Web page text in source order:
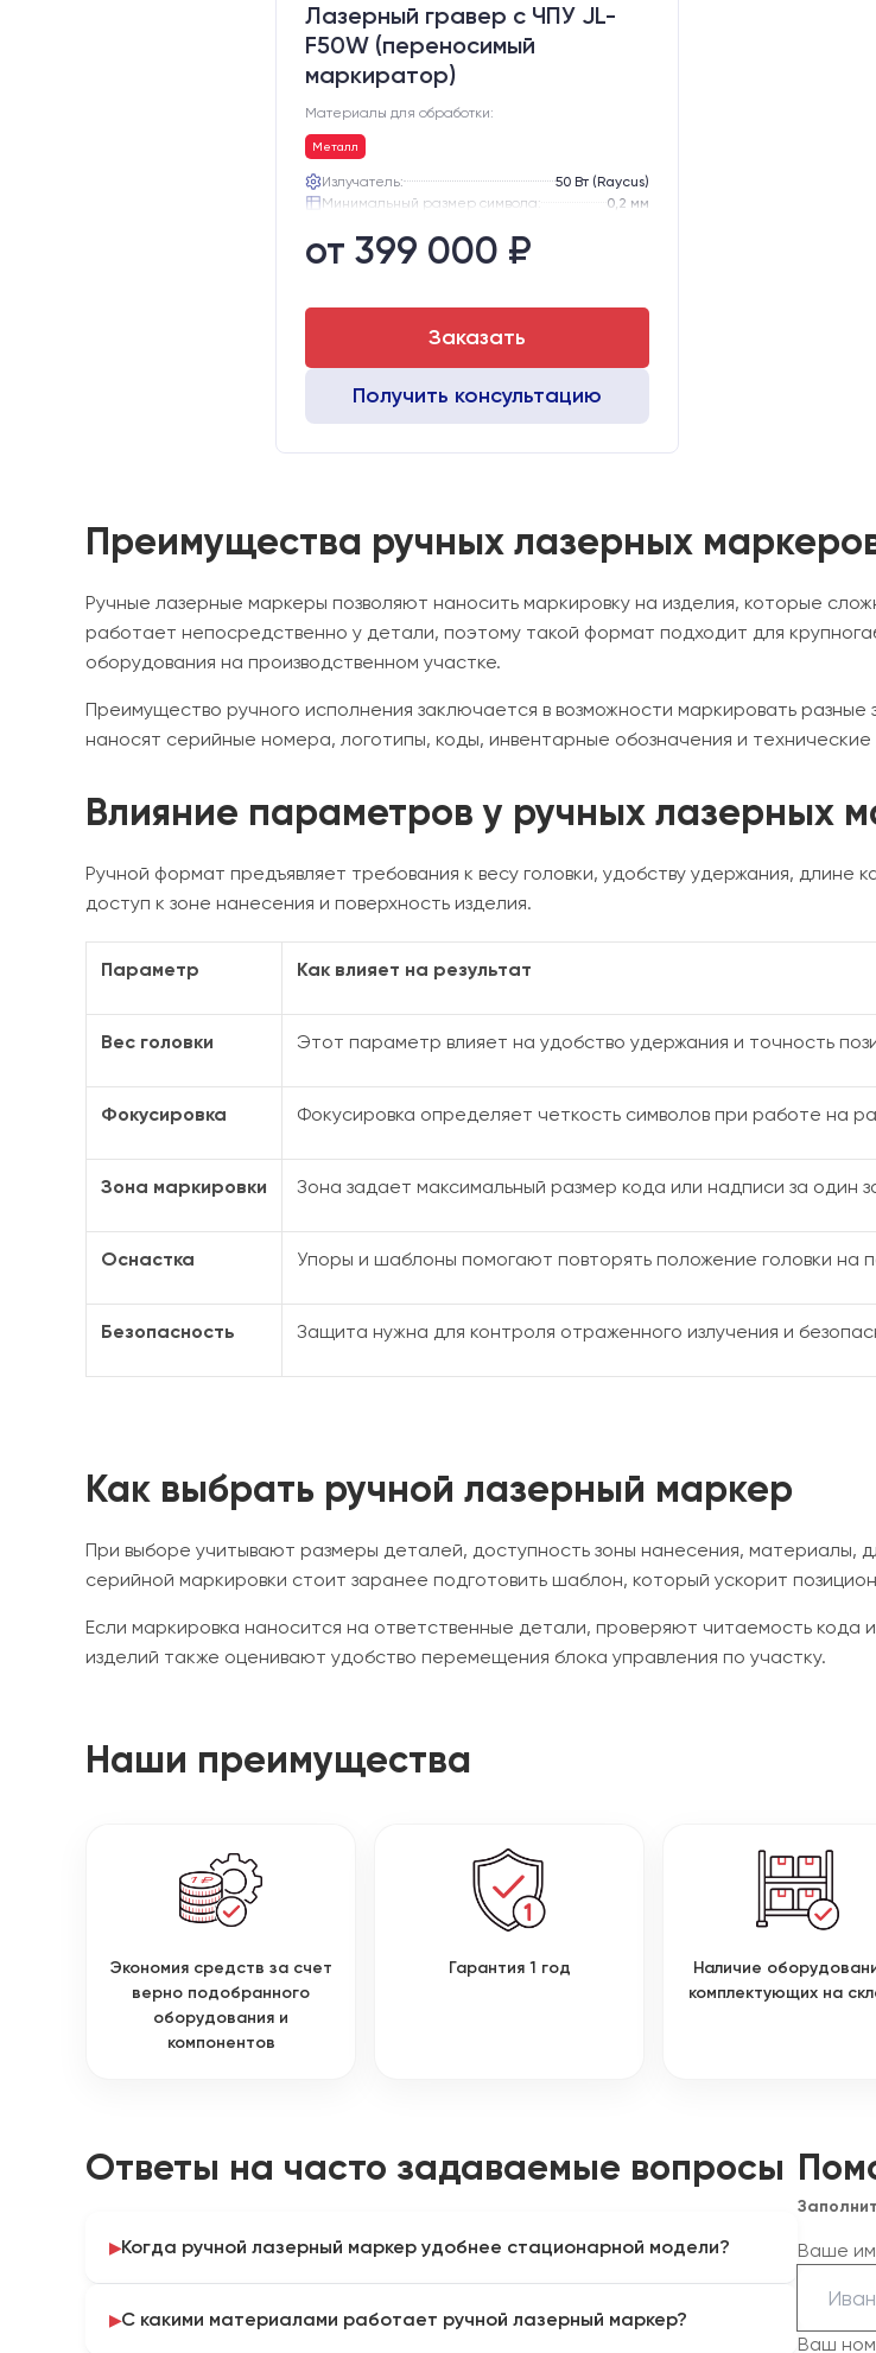
Лазерный гравер с ЧПУ JL-
F50W (переносимый
маркиратор)
Материалы для обработки:
Металл
Излучатель:
50 Вт (Raycus)
Минимальный размер символа:
0,2 мм
Вес брутто:
Транспортный габарит станка, мм:
от 399 000 ₽
Заказать
Получить консультацию
Преимущества ручных лазерных
Ручные лазерные маркеры позволяют наносить маркировку на изделия, которые
работает непосредственно у детали, поэтому такой формат подходит для
оборудования на производственном участке.
Преимущество ручного исполнения заключается в возможности маркировать
наносят серийные номера, логотипы, коды, инвентарные обозначения и
Влияние параметров у ручных лазерных
Ручной формат предъявляет требования к весу головки, удобству удержания,
доступ к зоне нанесения и поверхность изделия.
Параметр Как влияет на результат
Вес головки Этот параметр влияет на удобство удержания и точность
Фокусировка Фокусировка определяет четкость символов при работе на
Зона маркировки Зона задает максимальный размер кода или надписи за один
Оснастка Упоры и шаблоны помогают повторять положение головки на
Безопасность Защита нужна для контроля отраженного излучения и
Как выбрать ручной лазерный маркер
При выборе учитывают размеры деталей, доступность зоны нанесения, материалы,
серийной маркировки стоит заранее подготовить шаблон, который ускорит
Если маркировка наносится на ответственные детали, проверяют читаемость кода
изделий также оценивают удобство перемещения блока управления по участку.
Наши преимущества
Экономия средств за счет
верно подобранного
оборудования и
компонентов
Гарантия 1 год
Наличие
комплектующих на
Ответы на часто задаваемые вопросы
Когда ручной лазерный маркер удобнее стационарной модели?
детали, которую невозможно разместить под стационарной колонной. Такой
С какими материалами работает ручной лазерный маркер?
Ваше
Ваш